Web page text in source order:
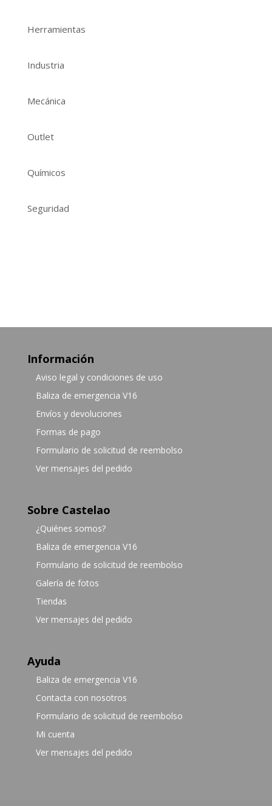
Herramientas
Industria
Mecánica
Outlet
Químicos
Seguridad
Información
Aviso legal y condiciones de uso
Baliza de emergencia V16
Envíos y devoluciones
Formas de pago
Formulario de solicitud de reembolso
Ver mensajes del pedido
Sobre Castelao
¿Quiénes somos?
Baliza de emergencia V16
Formulario de solicitud de reembolso
Galería de fotos
Tiendas
Ver mensajes del pedido
Ayuda
Baliza de emergencia V16
Contacta con nosotros
Formulario de solicitud de reembolso
Mi cuenta
Ver mensajes del pedido